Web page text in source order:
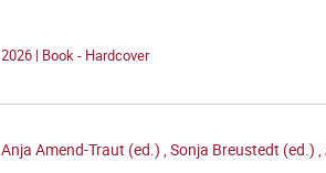
2026 | Book - Hardcover
Anja Amend-Traut (ed.) ,Sonja Breustedt (ed.) ,